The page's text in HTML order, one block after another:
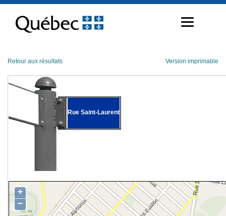
contenu
Retour aux résultats Version imprimable
Rue Saint-Laurent
+
−